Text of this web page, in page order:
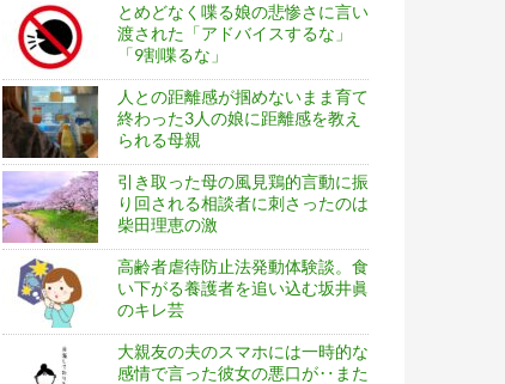
とめどなく喋る娘の悲惨さに言い
渡された「アドバイスするな」
「9割喋るな」
人との距離感が掴めないまま育て
終わった3人の娘に距離感を教え
られる母親
引き取った母の風見鶏的言動に振
り回される相談者に刺さったのは
柴田理恵の激
高齢者虐待防止法発動体験談。食
い下がる養護者を追い込む坂井眞
のキレ芸
大親友の夫のスマホには一時的な
感情で言った彼女の悪口が‥また